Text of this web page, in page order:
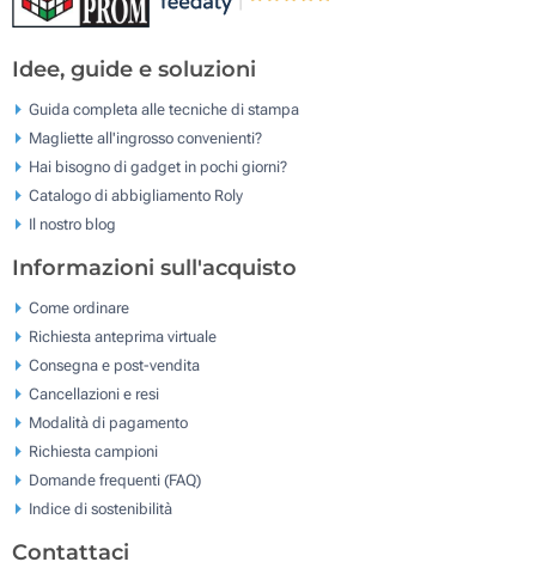
Idee, guide e soluzioni
Guida completa alle tecniche di stampa
Magliette all'ingrosso convenienti?
Hai bisogno di gadget in pochi giorni?
Catalogo di abbigliamento Roly
Il nostro blog
Informazioni sull'acquisto
Come ordinare
Richiesta anteprima virtuale
Consegna e post-vendita
Cancellazioni e resi
Modalità di pagamento
Richiesta campioni
Domande frequenti (FAQ)
Indice di sostenibilità
Contattaci